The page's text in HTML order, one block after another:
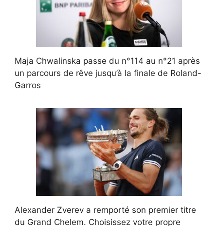
Maja Chwalinska passe du n°114 au n°21 après
un parcours de rêve jusqu’à la finale de Roland-
Garros
Alexander Zverev a remporté son premier titre
du Grand Chelem. Choisissez votre propre